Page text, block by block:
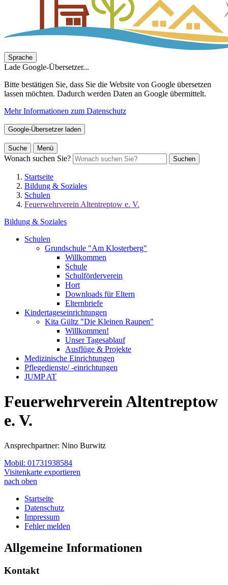
Sprache
Lade Google-Übersetzer...
Bitte bestätigen Sie, dass Sie die Website von Google übersetzen
lassen möchten. Dadurch werden Daten an Google übermittelt.
Mehr Informationen zum Datenschutz
Google-Übersetzer laden
Suche Menü
Wonach suchen Sie? Suchen
Startseite
Bildung & Soziales
Schulen
Feuerwehrverein Altentreptow e. V.
Bildung & Soziales
Schulen
Grundschule "Am Klosterberg"
Willkommen
Schule
Schulförderverein
Hort
Downloads für Eltern
Elternbriefe
Kindertageseinrichtungen
Kita Gültz "Die Kleinen Raupen"
Willkommen!
Unser Tagesablauf
Ausflüge & Projekte
Medizinische Einrichtungen
Pflegedienste/ -einrichtungen
JUMP AT
Feuerwehrverein Altentreptow
e. V.
Ansprechpartner: Nino Burwitz
Mobil: 01731938584
Visitenkarte exportieren
nach oben
Startseite
Datenschutz
Impressum
Fehler melden
Allgemeine Informationen
Kontakt